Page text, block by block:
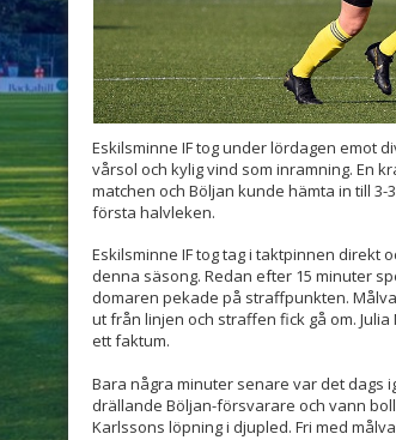
Eskilsminne IF tog under lördagen emot
vårsol och kylig vind som inramning. En
matchen och Böljan kunde hämta in till
första halvleken.
Eskilsminne IF tog tag i taktpinnen direkt
denna säsong. Redan efter 15 minuter
domaren pekade på straffpunkten.
ut från linjen och straffen fick gå om.
ett faktum.
Bara några minuter senare var det dags
drällande Böljan-försvarare och vann
Karlssons löpning i djupled. Fri med